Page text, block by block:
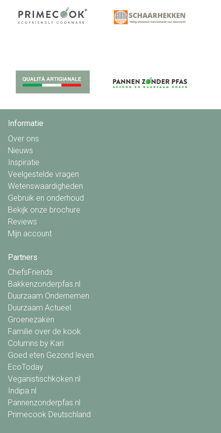
Informatie
Over ons
Nieuws
Inspiratie
Veelgestelde vragen
Wetenswaardigheden
Gebruik en onderhoud
Bekijk onze brochure
Reviews
Mijn account
Partners
ChefsFriends
Bakkenzonderpfas.nl
Duurzaam Ondernemen
Duurzaam Actueel
Groenezaken
Familie over de kook
Columns by Kari
Goed eten Gezond leven
EcoToday
Veganistischkoken.nl
Indipa.nl
Pannenzonderpfas.nl
Primecook Deutschland